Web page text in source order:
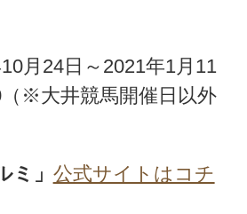
10月24日～2021年1月11
（※大井競馬開催日以外
ミ」 公式サイトはコチ